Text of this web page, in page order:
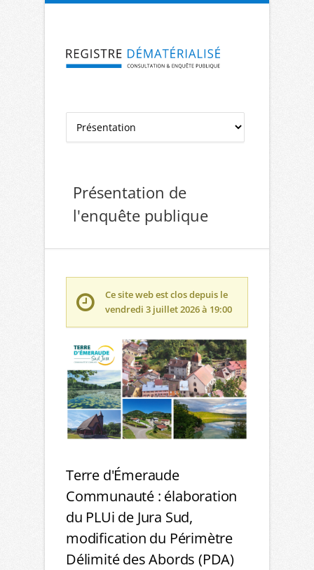
Aller à la navigation Aller au contenu
Présentation de
l'enquête publique
Ce site web est clos depuis le
vendredi 3 juillet 2026 à 19:00
Terre d'Émeraude
Communauté : élaboration
du PLUi de Jura Sud,
modification du Périmètre
Délimité des Abords (PDA)